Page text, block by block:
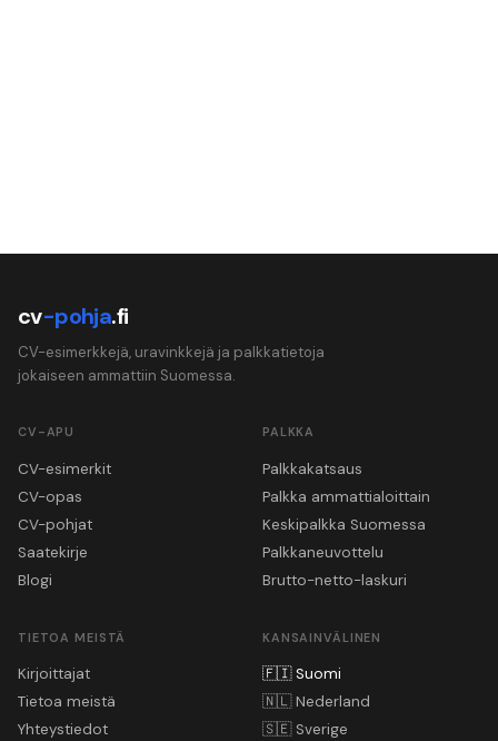
cv-pohja.fi
CV-esimerkkejä, uravinkkejä ja palkkatietoja
jokaiseen ammattiin Suomessa.
CV-APU
CV-esimerkit
CV-opas
CV-pohjat
Saatekirje
Blogi
PALKKA
Palkkakatsaus
Palkka ammattialoittain
Keskipalkka Suomessa
Palkkaneuvottelu
Brutto-netto-laskuri
TIETOA MEISTÄ
Kirjoittajat
Tietoa meistä
Yhteystiedot
KANSAINVÄLINEN
🇫🇮 Suomi
🇳🇱 Nederland
🇸🇪 Sverige